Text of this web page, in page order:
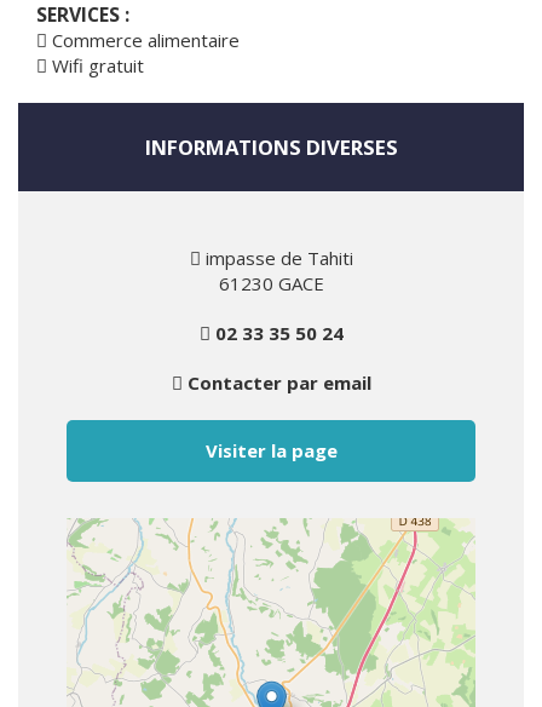
SERVICES :
Commerce alimentaire
Wifi gratuit
INFORMATIONS DIVERSES
impasse de Tahiti
61230 GACE
02 33 35 50 24
Contacter par email
Visiter la page